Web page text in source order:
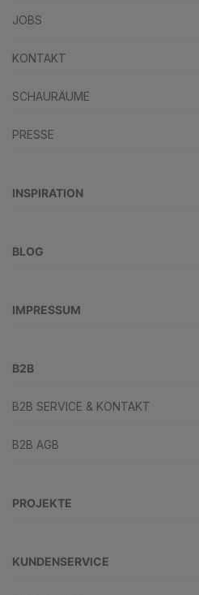
JOBS
KONTAKT
SCHAURÄUME
PRESSE
INSPIRATION
BLOG
IMPRESSUM
B2B
B2B SERVICE & KONTAKT
B2B AGB
PROJEKTE
KUNDENSERVICE